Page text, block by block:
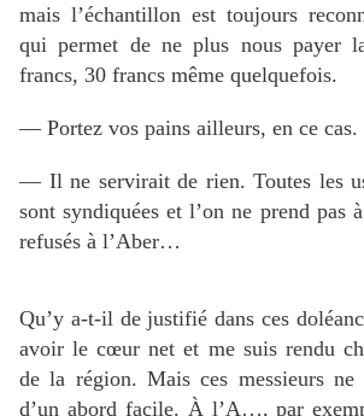
mais l’échantillon est toujours
qui permet de ne plus nous payer
francs, 30 francs même quelquefois.
— Portez vos pains ailleurs, en ce cas.
— Il ne servirait de rien. Toutes les
sont syndiquées et l’on ne prend pas
refusés à l’Aber…
Qu’y a-t-il de justifié dans ces
avoir le cœur net et me suis rendu
de la région. Mais ces messieurs ne
d’un abord facile. À l’A…, par